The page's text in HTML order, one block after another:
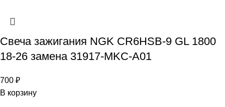
Свеча зажигания NGK CR6HSB-9 GL 1800
18-26 замена 31917-MKC-A01
700 ₽
В корзину